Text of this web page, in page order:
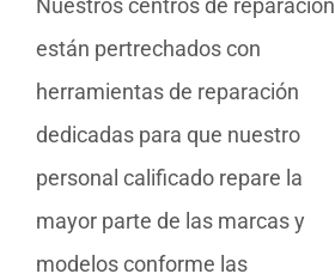
Nuestros centros de reparación
están pertrechados con
herramientas de reparación
dedicadas para que nuestro
personal calificado repare la
mayor parte de las marcas y
modelos conforme las